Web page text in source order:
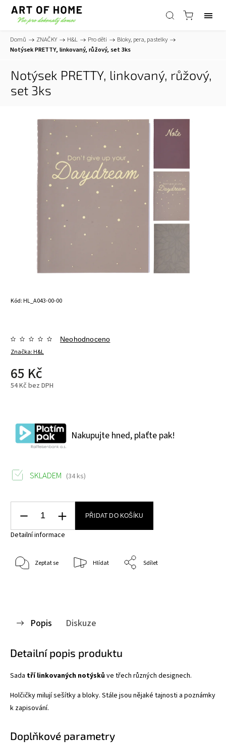
Domů / ZNAČKY / H&L / Pro děti / Bloky, pera, pastelky /
Notýsek PRETTY, linkovaný, růžový, set 3ks
Notýsek PRETTY, linkovaný, růžový,
set 3ks
Kód:HL_A043-00-00
Značka:H&L
Neohodnoceno
65 Kč
54 Kč bez DPH
Nakupujte hned, plaťte pak!
SKLADEM (34 ks)
PŘIDAT DO KOŠÍKU
Detailní informace
Zeptat se Hlídat Sdílet
Popis Diskuze
Detailní popis produktu
Sada tří linkovaných notýskůve třech různých designech.
Holčičky milují sešítky a bloky. Stále jsou nějaké tajnosti a poznámky
k zapisování.
Doplňkové parametry